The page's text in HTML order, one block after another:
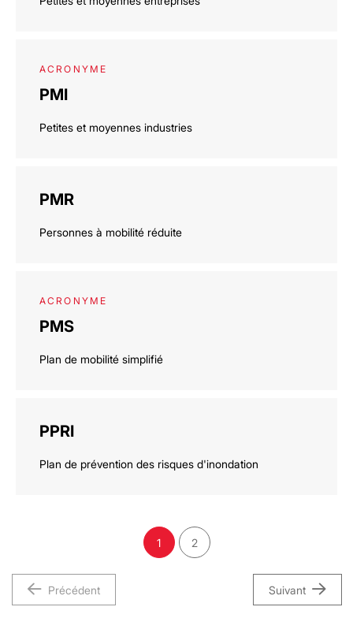
ACRONYME
PMI
Petites et moyennes industries
PMR
Personnes à mobilité réduite
ACRONYME
PMS
Plan de mobilité simplifié
PPRI
Plan de prévention des risques d'inondation
Précédent
1 2
Suivant